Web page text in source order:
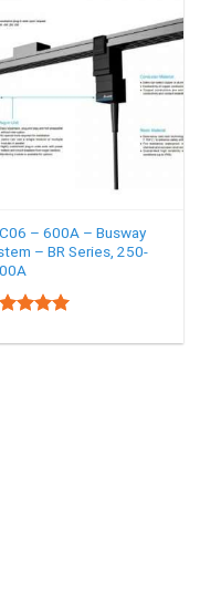
– 600A – Busway
– BR Series, 250-
of 5